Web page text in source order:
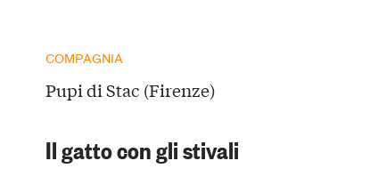
COMPAGNIA
Pupi di Stac (Firenze)
Il gatto con gli stivali